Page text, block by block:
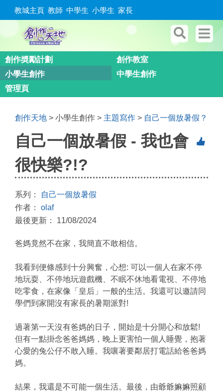
教城主頁 教師 中學生 小學生 家長
創作奬勵計劃
創作教室
小學生創作
中學生創作
管理頁
創作天地 > 小學生創作 > 主題寫作 > 自己一個放暑假？
自己一個放暑假 - 我也會
很快樂?!?
系列：
自己一個放暑假
作者： olaf
最後更新： 11/08/2024
爸媽竟然不在家，我簡直不敢相信。
我看到便條感到十分興奮，心想: 可以一個人在家不停
地玩耍、不停地玩遊戲機、不眠不休地看電視、不停地
吃零食，在家像「皇后」一般的生活。我還可以邀請同
學們到家開沒有家長的暑期派對!
過著第一天沒有爸媽的日子，開始是十分開心和放鬆!
但有一點掛念爸爸媽媽，晚上更害怕一個人睡覺，抱著
心愛的兔公仔不敢入睡。我嚷著要鄰居打電話給爸爸媽
媽。
結果，我還是不可能一個生活。最後，由爺爺嫲嫲照顧